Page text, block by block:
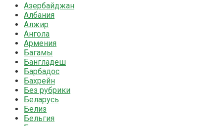
Азербайджан
Албания
Алжир
Ангола
Армения
Багамы
Бангладеш
Барбадос
Бахрейн
Без рубрики
Беларусь
Белиз
Бельгия